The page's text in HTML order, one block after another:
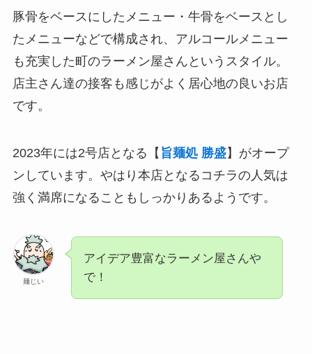
豚骨をベースにしたメニュー・牛骨をベースとし
たメニューなどで構成され、アルコールメニュー
も充実した町のラーメン屋さんというスタイル。
店主さん達の接客も感じがよく居心地の良いお店
です。
2023年には2号店となる【 旨麺処 勝盛】がオープ
ンしています。やはり本店となるコチラの人気は
強く満席になることもしっかりあるようです。
麺じい
アイデア豊富なラーメン屋さんや
で！